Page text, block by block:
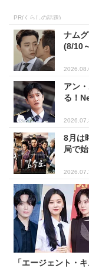
PR(くらしの話題)
ナム
(8/10
アン
る！
8月は
局で
「エージェント・